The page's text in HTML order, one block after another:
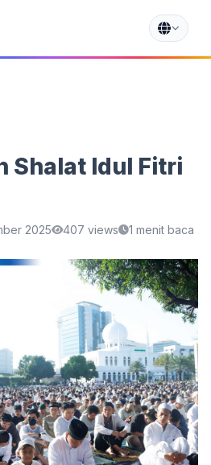
Shalat Idul Fitri
2025 407 views 1 menit baca